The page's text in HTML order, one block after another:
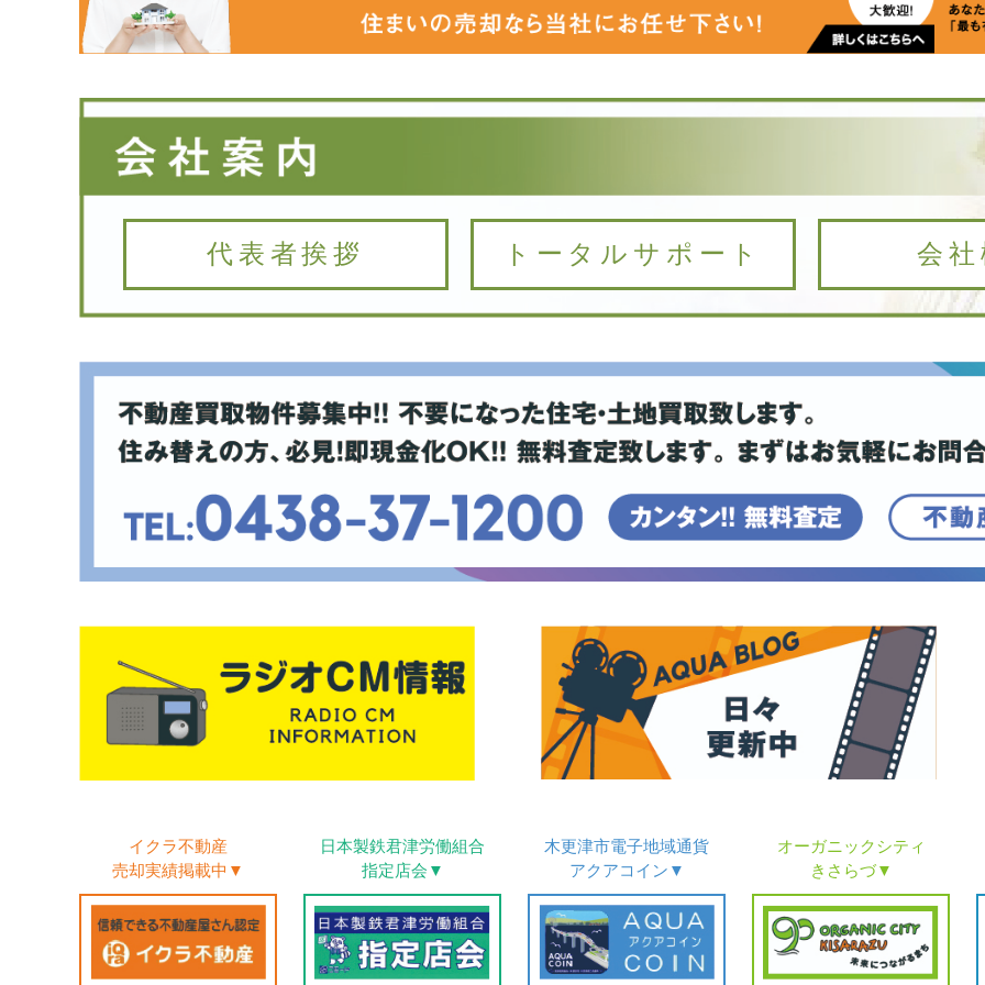
代表者挨拶 トータルサポート 会
イクラ不動産
売却実績掲載中▼
日本製鉄君津労働組合
指定店会▼
木更津市電子地域通貨
アクアコイン▼
オーガニックシティ
きさらづ▼